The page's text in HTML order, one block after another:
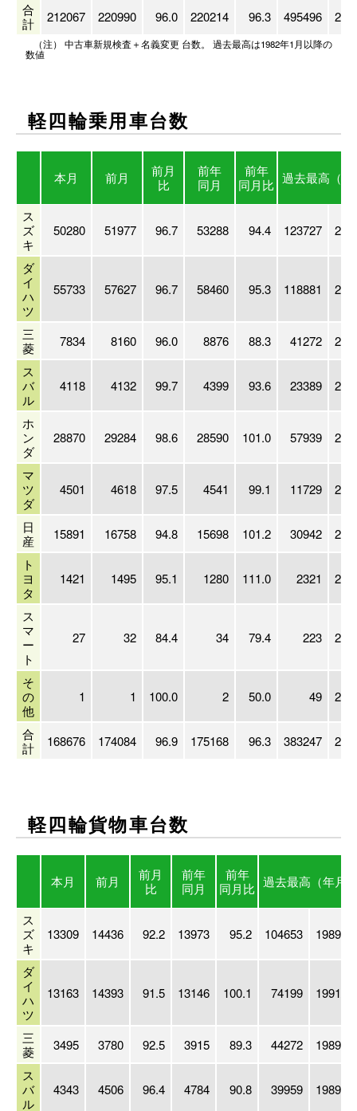
合
計
212067 220990 96.0 220214 96.3 495496
（注） 中古車新規検査＋名義変更 台数。 過去最高は1982年1月以降の
数値
軽四輪乗用車台数
本月 前月
前月
比
前年
同月
前年
同月比 過去最高 （
ス
ズ
キ
50280 51977 96.7 53288 94.4 123727
ダ
イ
ハ
ツ
55733 57627 96.7 58460 95.3 118881
三
菱
7834 8160 96.0 8876 88.3 41272
ス
バ
ル
4118 4132 99.7 4399 93.6 23389
ホ
ン
ダ
28870 29284 98.6 28590 101.0 57939
マ
ツ
ダ
4501 4618 97.5 4541 99.1 11729
日
産
15891 16758 94.8 15698 101.2 30942
ト
ヨ
タ
1421 1495 95.1 1280 111.0 2321
ス
マ
ー
ト
27 32 84.4 34 79.4 223
そ
の
他
1 1 100.0 2 50.0 49
合
計
168676 174084 96.9 175168 96.3 383247
軽四輪貨物車台数
本月 前月
前月
比
前年
同月
前年
同月比 過去最高 （年月
ス
ズ
キ
13309 14436 92.2 13973 95.2 104653 1989/03
ダ
イ
ハ
ツ
13163 14393 91.5 13146 100.1 74199 1991/03
三
菱
3495 3780 92.5 3915 89.3 44272
1989/03
ス
バ
ル
4343 4506 96.4 4784 90.8 39959 1989/03